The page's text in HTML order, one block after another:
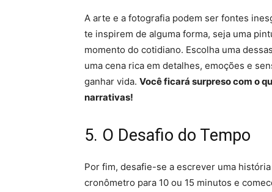
A arte e a fotografia podem ser fontes
te inspirem de alguma forma, seja uma
momento do cotidiano. Escolha uma
uma cena rica em detalhes, emoções e
ganhar vida. Você ficará surpreso com o
narrativas!
5. O Desafio do Tempo
Por fim, desafie-se a escrever uma
cronômetro para 10 ou 15 minutos e